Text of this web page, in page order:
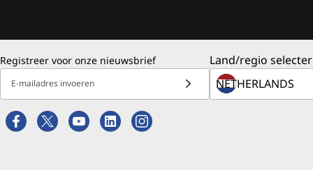
Registreer voor onze nieuwsbrief
E-mailadres invoeren
Land/regio